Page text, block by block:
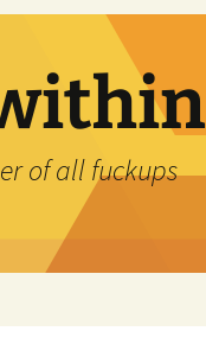
of all fuckups